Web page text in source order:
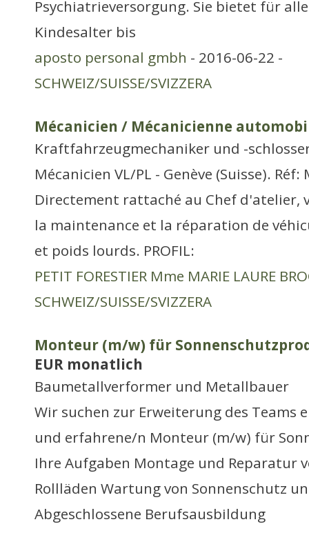
Psychiatrieversorgung. Sie bietet für
Kindesalter bis
aposto personal gmbh - 2016-06-22 -
SCHWEIZ/SUISSE/SVIZZERA
Mécanicien / Mécanicienne
Kraftfahrzeugmechaniker und -
Mécanicien VL/PL - Genève (Suisse). Réf:
Directement rattaché au Chef d'atelier,
la maintenance et la réparation de
et poids lourds. PROFIL:
PETIT FORESTIER Mme MARIE LAURE
SCHWEIZ/SUISSE/SVIZZERA
Monteur (m/w) für
EUR monatlich
Baumetallverformer und Metallbauer
Wir suchen zur Erweiterung des Teams
und erfahrene/n Monteur (m/w) für
Ihre Aufgaben Montage und Reparatur
Rollläden Wartung von Sonnenschutz
Abgeschlossene Berufsausbildung